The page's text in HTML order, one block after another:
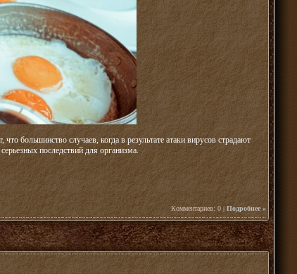
большинство случаев, когда в результате атаки вирусов страдают
последствий для организма.
Комментариев: 0 |Подробнее »